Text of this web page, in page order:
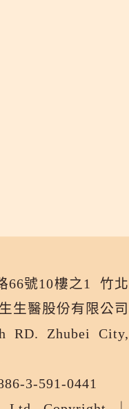
66號10樓之1 竹北
生醫股份有限公司
RD. Zhubei City,
3-591-0441